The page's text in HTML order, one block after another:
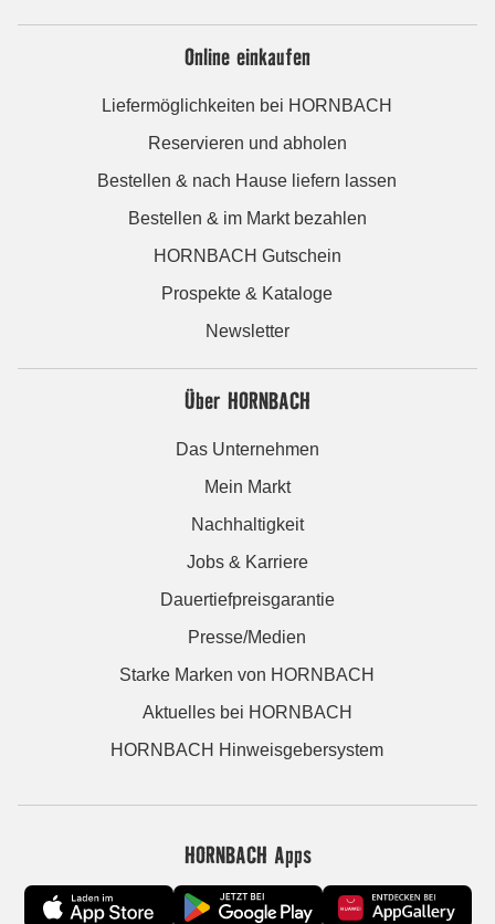
Online einkaufen
Liefermöglichkeiten bei HORNBACH
Reservieren und abholen
Bestellen & nach Hause liefern lassen
Bestellen & im Markt bezahlen
HORNBACH Gutschein
Prospekte & Kataloge
Newsletter
Über HORNBACH
Das Unternehmen
Mein Markt
Nachhaltigkeit
Jobs & Karriere
Dauertiefpreisgarantie
Presse/Medien
Starke Marken von HORNBACH
Aktuelles bei HORNBACH
HORNBACH Hinweisgebersystem
HORNBACH Apps